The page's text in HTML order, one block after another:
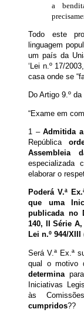
a
Todo este
linguagem
um país da
‘Lei n.º 17/
casa onde se
Do Artigo 9.º
“Exame em
1 –Admitida
República
Assembleia
especializada
elaborar o
Poderá V.ª
que uma
publicada no
140, II Série
Lei n.º 944/XIII
Será V.ª Ex.ª
qual o motivo
determina
Iniciativas
às
cumpridos??